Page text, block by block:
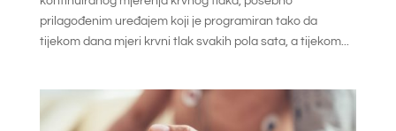
prilagođenim uređajem koji je programiran tako da
tijekom dana mjeri krvni tlak svakih pola sata, a tijekom...